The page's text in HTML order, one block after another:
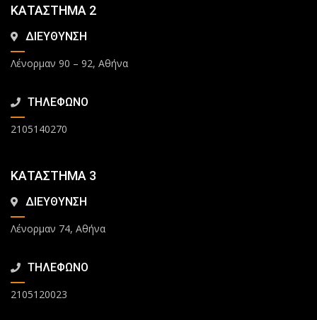
ΚΑΤΑΣΤΗΜΑ 2
ΔΙΕΥΘΥΝΣΗ
Λένορμαν 90 – 92, Αθήνα
ΤΗΛΕΦΩΝΟ
2105140270
ΚΑΤΑΣΤΗΜΑ 3
ΔΙΕΥΘΥΝΣΗ
Λένορμαν 74, Αθήνα
ΤΗΛΕΦΩΝΟ
2105120023